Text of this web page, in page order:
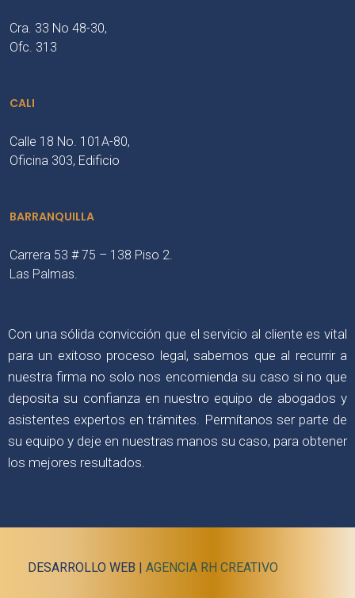
Cra. 33 No 48-30,
Ofc. 313
CALI
Calle 18 No. 101A-80,
Oficina 303, Edificio
BARRANQUILLA
Carrera 53 # 75 – 138 Piso 2.
Las Palmas.
Con una sólida convicción que el servicio al cliente es vital
para un exitoso proceso legal, sabemos que al recurrir a
nuestra firma no solo nos encomienda su caso si no que
deposita su confianza en nuestro equipo de abogados y
asistentes expertos en trámites. Permítanos ser parte de
su equipo y deje en nuestras manos su caso, para obtener
los mejores resultados.
DESARROLLO WEB | AGENCIA RH CREATIVO